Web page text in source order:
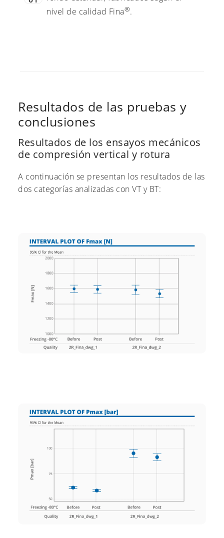
nivel de calidad Fina®.
Resultados de las pruebas y
conclusiones
Resultados de los ensayos mecánicos
de compresión vertical y rotura
A continuación se presentan los resultados de las
dos categorías analizadas con VT y BT: